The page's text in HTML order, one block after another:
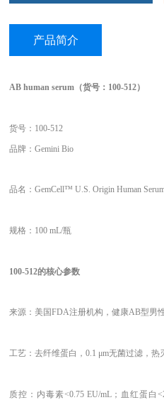
产品简介
AB human serum（货号：100-512）
货号： 100-512
品牌：Gemini Bio
品名：GemCell™ U.S. Origin Human
规格： 100 mL/瓶
100-512的核心参数
来源：美国FDA注册机构，健康AB型男
工艺：去纤维蛋白，0.1 μm无菌过滤，热
质控：内毒素<0.75 EU/mL；血红蛋白